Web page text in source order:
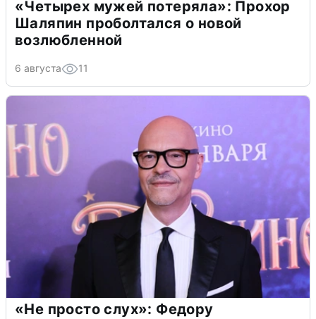
«Четырех мужей потеряла»: Прохор
Шаляпин проболтался о новой
возлюбленной
6 августа 11
«Не просто слух»: Федору